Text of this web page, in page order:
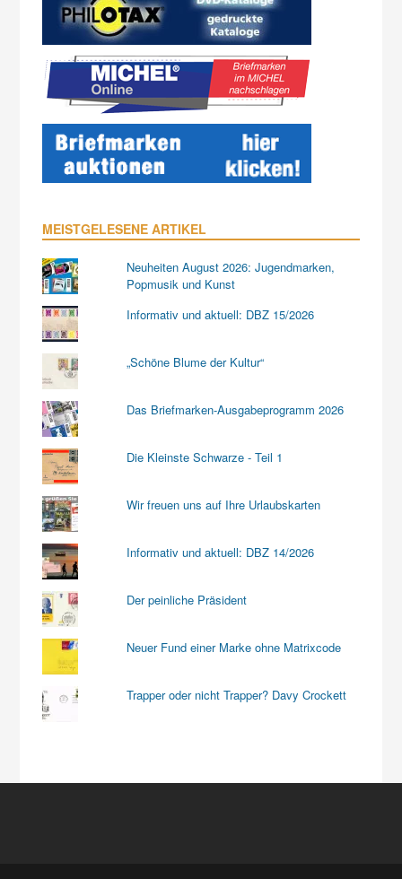
MEISTGELESENE ARTIKEL
Neuheiten August 2026: Jugendmarken,
Popmusik und Kunst
Informativ und aktuell: DBZ 15/2026
„Schöne Blume der Kultur“
Das Briefmarken-Ausgabeprogramm 2026
Die Kleinste Schwarze - Teil 1
Wir freuen uns auf Ihre Urlaubskarten
Informativ und aktuell: DBZ 14/2026
Der peinliche Präsident
Neuer Fund einer Marke ohne Matrixcode
Trapper oder nicht Trapper? Davy Crockett